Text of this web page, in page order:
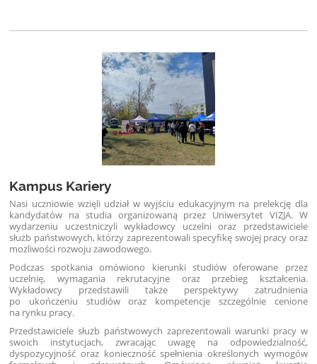
Kampus Kariery
Nasi uczniowie wzięli udział w wyjściu edukacyjnym na prelekcję dla
kandydatów na studia organizowaną przez Uniwersytet VIZJA. W
wydarzeniu uczestniczyli wykładowcy uczelni oraz przedstawiciele
służb państwowych, którzy zaprezentowali specyfikę swojej pracy oraz
możliwości rozwoju zawodowego.
Podczas spotkania omówiono kierunki studiów oferowane przez
uczelnię, wymagania rekrutacyjne oraz przebieg kształcenia.
Wykładowcy przedstawili także perspektywy zatrudnienia
po ukończeniu studiów oraz kompetencje szczególnie cenione
na rynku pracy.
Przedstawiciele służb państwowych zaprezentowali warunki pracy w
swoich instytucjach, zwracając uwagę na odpowiedzialność,
dyspozycyjność oraz konieczność spełnienia określonych wymogów